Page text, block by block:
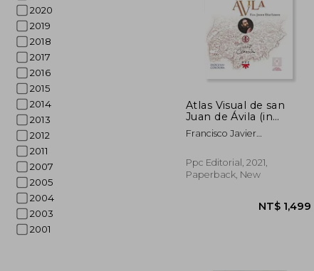
2020
2019
2018
2017
2016
2015
2014
2013
2012
2011
2007
2005
2004
2003
2001
Atlas Visual de san
Juan de Ávila (in
Spanish)
Francisco Javier
Ppc Editorial, 2021,
Paperback, New